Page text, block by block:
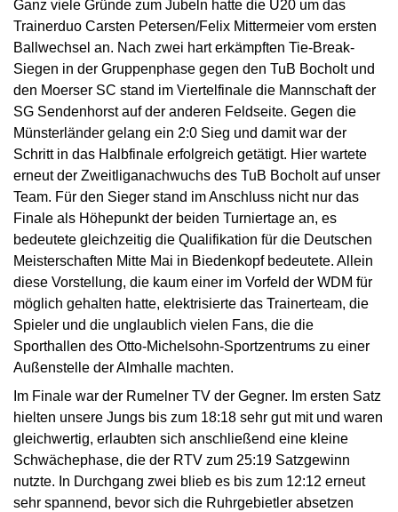
Ganz viele Gründe zum Jubeln hatte die U20 um das
Trainerduo Carsten Petersen/Felix Mittermeier vom ersten
Ballwechsel an. Nach zwei hart erkämpften Tie-Break-
Siegen in der Gruppenphase gegen den TuB Bocholt und
den Moerser SC stand im Viertelfinale die Mannschaft der
SG Sendenhorst auf der anderen Feldseite. Gegen die
Münsterländer gelang ein 2:0 Sieg und damit war der
Schritt in das Halbfinale erfolgreich getätigt. Hier wartete
erneut der Zweitliganachwuchs des TuB Bocholt auf unser
Team. Für den Sieger stand im Anschluss nicht nur das
Finale als Höhepunkt der beiden Turniertage an, es
bedeutete gleichzeitig die Qualifikation für die Deutschen
Meisterschaften Mitte Mai in Biedenkopf bedeutete. Allein
diese Vorstellung, die kaum einer im Vorfeld der WDM für
möglich gehalten hatte, elektrisierte das Trainerteam, die
Spieler und die unglaublich vielen Fans, die die
Sporthallen des Otto-Michelsohn-Sportzentrums zu einer
Außenstelle der Almhalle machten.
Im Finale war der Rumelner TV der Gegner. Im ersten Satz
hielten unsere Jungs bis zum 18:18 sehr gut mit und waren
gleichwertig, erlaubten sich anschließend eine kleine
Schwächephase, die der RTV zum 25:19 Satzgewinn
nutzte. In Durchgang zwei blieb es bis zum 12:12 erneut
sehr spannend, bevor sich die Ruhrgebietler absetzen